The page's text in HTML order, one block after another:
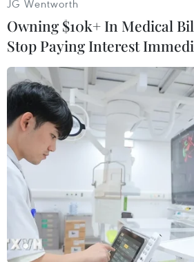
#Nghệ An
#Quy hoạch tỉnh Nghệ
#tỉnh khá
#Bắc Trung Bộ
JG Wentworth
Owning $10k+ In Medical
Stop Paying Interest